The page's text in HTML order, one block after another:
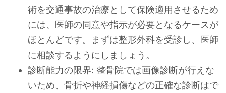
術を交通事故の治療として保険適用させるため
には、医師の同意や指示が必要となるケースが
ほとんどです。まずは整形外科を受診し、医師
に相談するようにしましょう。
診断能力の限界: 整骨院では画像診断が行えな
いため、骨折や神経損傷などの正確な診断はで